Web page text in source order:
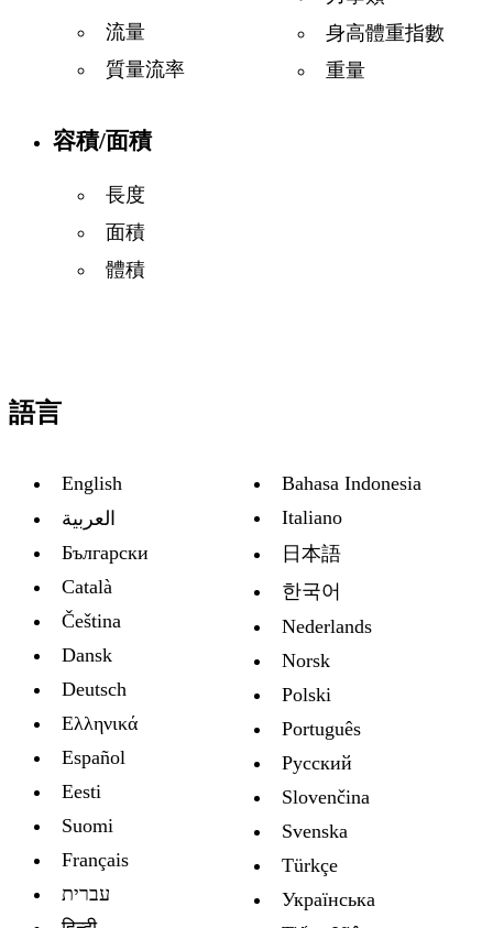
流量
質量流率
容積/面積
長度
面積
體積
身高體重指數
重量
語言
English
العربية
Български
Català
Čeština
Dansk
Deutsch
Ελληνικά
Español
Eesti
Suomi
Français
עברית
Bahasa Indonesia
Italiano
日本語
한국어
Nederlands
Norsk
Polski
Português
Русский
Slovenčina
Svenska
Türkçe
Украïнська